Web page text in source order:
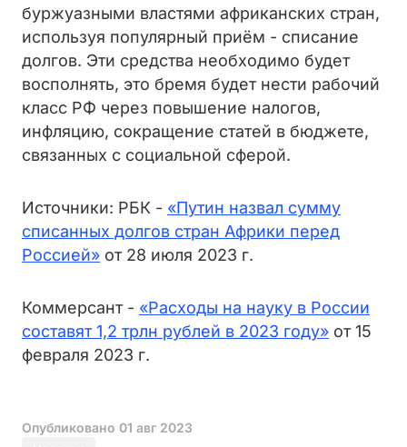
буржуазными властями африканских стран,
используя популярный приём - списание
долгов. Эти средства необходимо будет
восполнять, это бремя будет нести рабочий
класс РФ через повышение налогов,
инфляцию, сокращение статей в бюджете,
связанных с социальной сферой.
Источники: РБК - «Путин назвал сумму
списанных долгов стран Африки перед
Россией» от 28 июля 2023 г.
Коммерсант - «Расходы на науку в России
составят 1,2 трлн рублей в 2023 году» от 15
февраля 2023 г.
Опубликовано 01 авг 2023